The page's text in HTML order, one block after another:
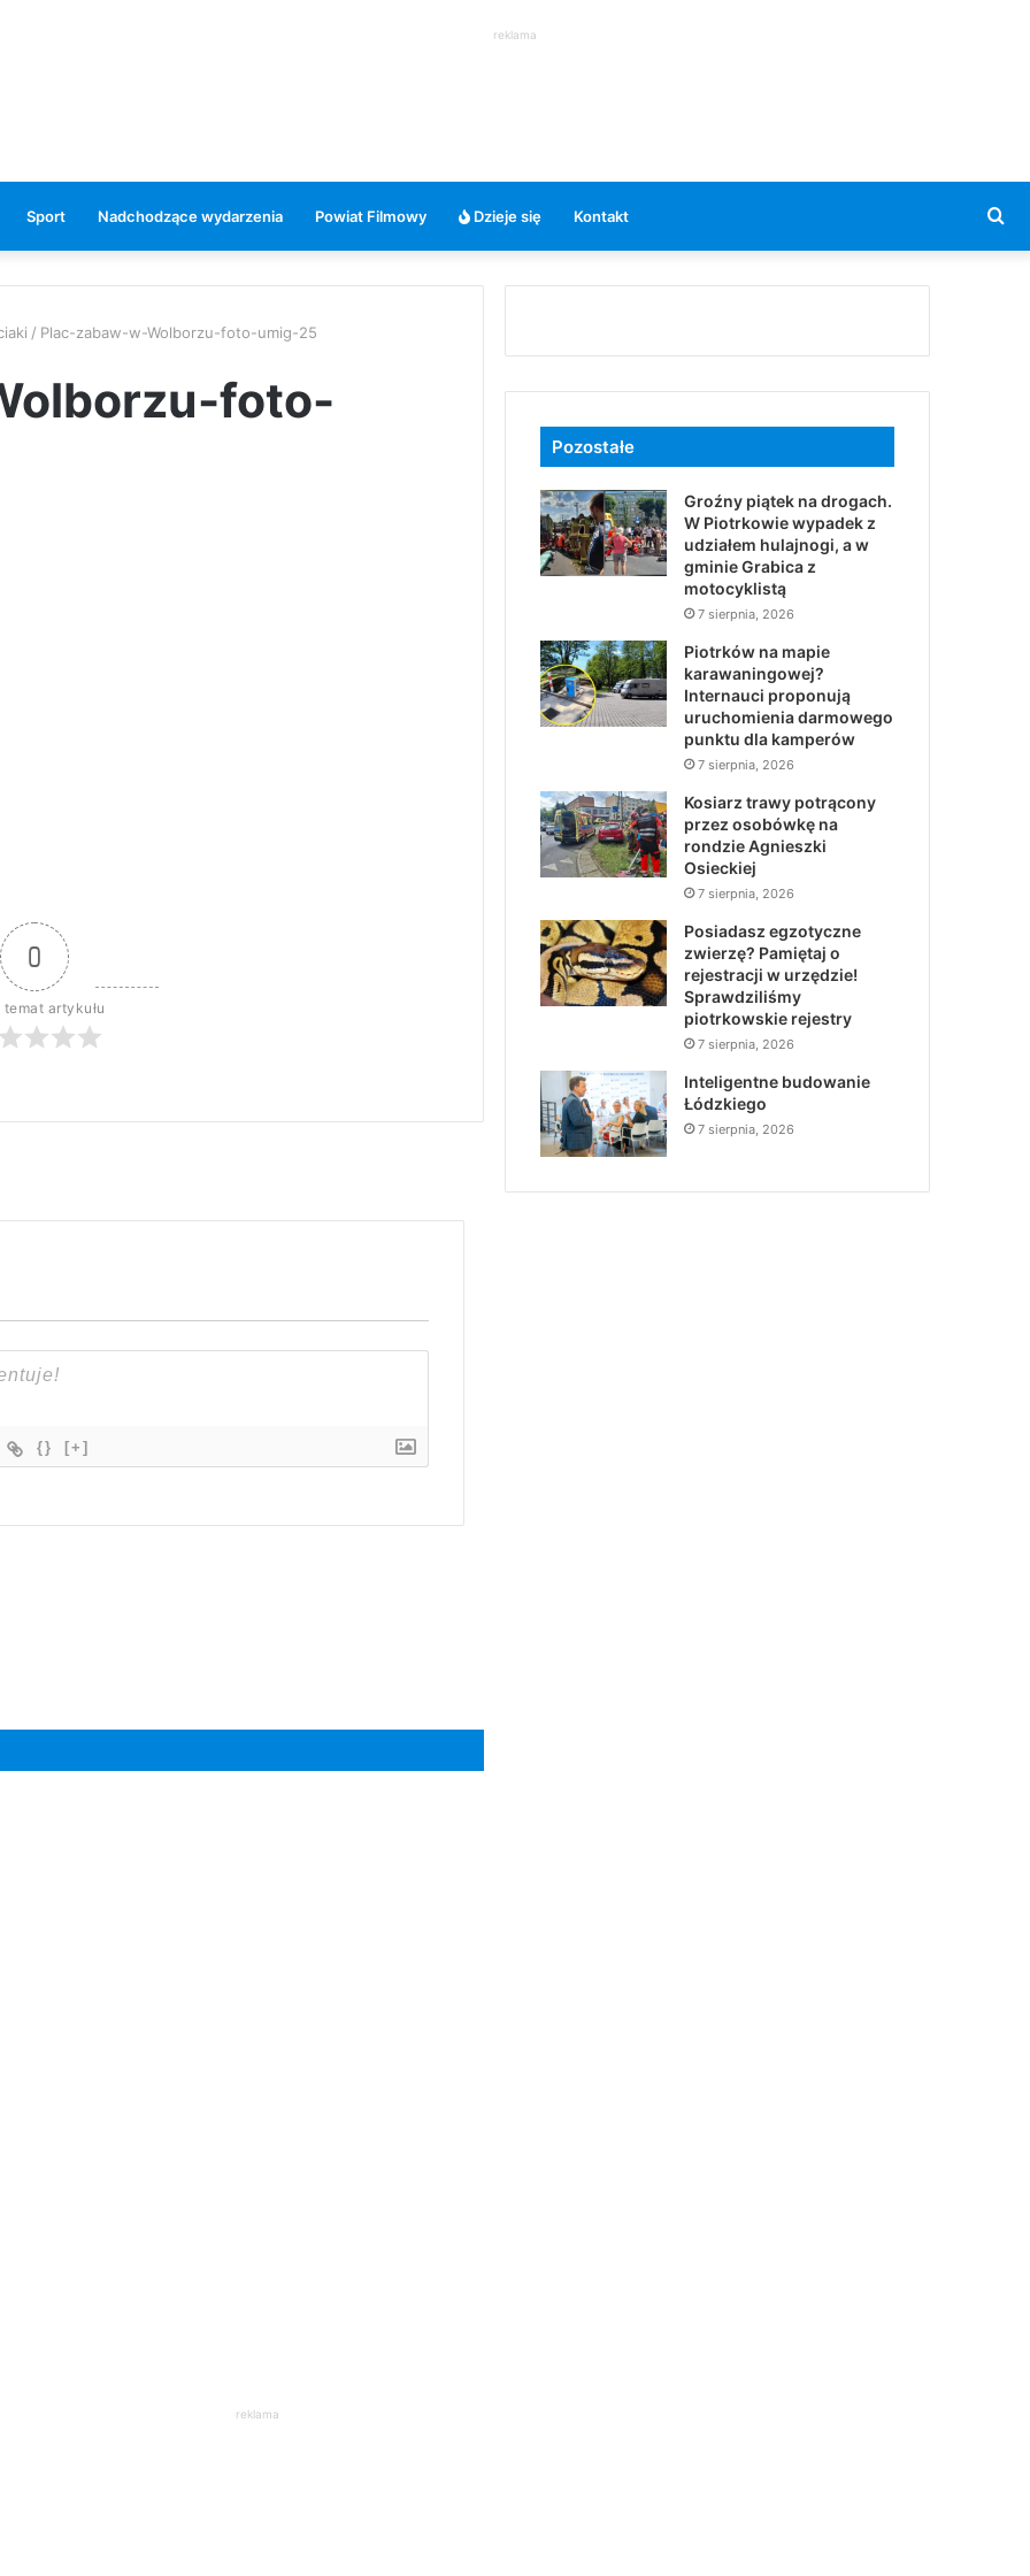
reklama
Sport Nadchodzące wydarzenia Powiat Filmowy Dzieje się Kontakt
/ Plac-zabaw-w-Wolborzu-foto-umig-25
foto-
0
temat artykułu
{} [+]
Pozostałe
Groźny piątek na drogach.
W Piotrkowie wypadek z
udziałem hulajnogi, a w
gminie Grabica z
motocyklistą
7 sierpnia, 2026
Piotrków na mapie
karawaningowej?
Internauci proponują
uruchomienia darmowego
punktu dla kamperów
7 sierpnia, 2026
Kosiarz trawy potrącony
przez osobówkę na
rondzie Agnieszki
Osieckiej
7 sierpnia, 2026
Posiadasz egzotyczne
zwierzę? Pamiętaj o
rejestracji w urzędzie!
Sprawdziliśmy
piotrkowskie rejestry
7 sierpnia, 2026
Inteligentne budowanie
Łódzkiego
7 sierpnia, 2026
reklama